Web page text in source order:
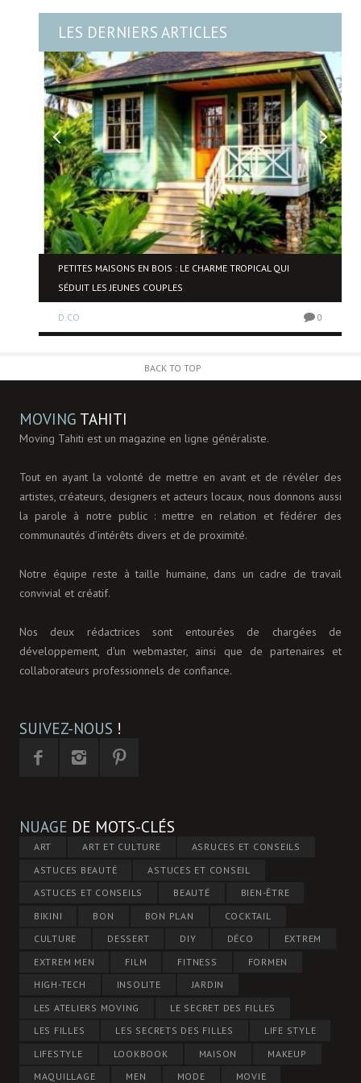
LES DERNIERS ARTICLES
PETITES MAISONS EN BOIS : LE CHARME TROPICAL QUI
SÉDUIT LES JEUNES COUPLES
D.CO 0
BACK TO TOP
MOVING TAHITI
Moving Tahiti est un magazine en ligne généraliste.
Tout en ayant la volonté de mettre en avant et de révéler des
artistes, créateurs, designers et acteurs locaux, nous donnons aussi
la parole à notre public : mettre en relation et fédérer des
communautés d’intérêts divers et de proximité.
Notre équipe reste à taille humaine, dans un cadre de travail
convivial et créatif.
Nos deux rédactrices sont entourées de chargées de
développement, d'un webmaster, ainsi que de partenaires et
collaborateurs professionnels de confiance.
SUIVEZ-NOUS !
NUAGE DE MOTS-CLÉS
ART ART ET CULTURE
ASRUCES ET CONSEILS
ASTUCES BEAUTÉ
ASTUCES ET CONSEIL
ASTUCES ET CONSEILS
BEAUTÉ
BIEN-ÊTRE
BIKINI
BON BON PLAN
COCKTAIL
CULTURE
DESSERT DIY DÉCO
EXTREM
EXTREM MEN
FILM FITNESS
FORMEN
HIGH-TECH
INSOLITE
JARDIN
LES ATELIERS MOVING
LE SECRET DES FILLES
LES FILLES
LES SECRETS DES FILLES
LIFE STYLE
LIFESTYLE
LOOKBOOK MAISON
MAKEUP
MAQUILLAGE
MEN MODE MOVIE